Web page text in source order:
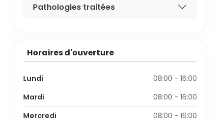
Pathologies traitées
Horaires d'ouverture
Lundi
08:00 - 16:00
Mardi
08:00 - 16:00
Mercredi
08:00 - 16:00